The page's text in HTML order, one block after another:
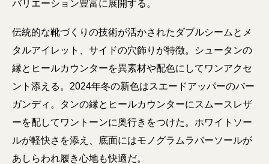
バリエーション豊富に展開する。
伝統的な靴づくりの技術が活かされたダブルシームとメ
タルアイレット、サイドの穴飾りが特徴。シュータンの
縁とヒールカウンターを異素材や配色にしてワンアクセ
ント添える。2024年冬の新色はスエードアッパーのバー
ガンディ。タンの縁とヒールカウンターにスムースレザ
ーを配してワントーンに奥行きをつけた。ホワイトソー
ルが軽快さを添え、底面にはモノグラムラバーソールが
あしらわれ履き心地も快適だ。